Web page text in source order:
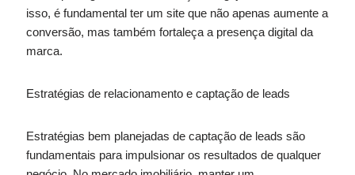
isso, é fundamental ter um site que não apenas aumente a
conversão, mas também fortaleça a presença digital da
marca.
Estratégias de relacionamento e captação de leads
Estratégias bem planejadas de captação de leads são
fundamentais para impulsionar os resultados de qualquer